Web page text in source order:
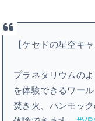
【ケセドの星空キャ
プラネタリウムの
を体験できるワー
焚き火、ハンモッ